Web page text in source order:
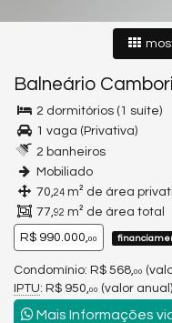
Balneário
2 dormitórios (1 suíte)
1 vaga (Privativa)
2 banheiros
Mobiliado
70,24 m² de área
77,92 m² de área total
R$ 990.000,00
Condomínio: R$ 568, 00
IPTU: R$ 950, 00 (valor anual)
Mais Informações